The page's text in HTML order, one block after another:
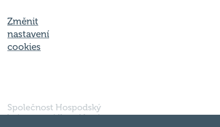
Změnit
nastavení
cookies
Společnost Hospodský
kvíz s.r.o., sídlem Nové